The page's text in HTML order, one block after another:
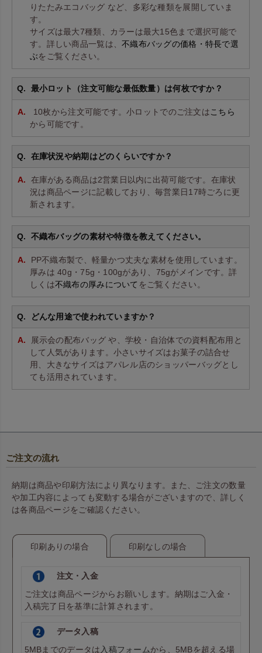
りたたみエコバッグ など、多彩な種類を展開していま
す。
サイズは最大7種類、カラーは最大15色まで選択可能で
す。詳しい商品一覧は、不織布バッグの価格・特長で選
ぶをご覧ください。
最小ロット（注文可能な最低数量）は何枚ですか？
10枚から注文可能です。小ロットでのご注文は こちら
から可能です。
在庫状況や納期はどのくらいですか？
在庫がある商品は2営業日以内に出荷可能です。在庫状
況は商品ページに記載しており、毎営業日17時ごろに更
新されます。
不織布バッグの素材や特徴を教えてください。
PP不織布製で、軽量かつ丈夫な素材を使用しています。
厚みは 40g・75g・100gがあり、75gがメインです。詳
しくは不織布の厚みについて をご覧ください。
どんな用途で使われていますか？
展示会の配布バッグ や、学校・自治体での資料配布用と
して人気があります。小さいサイズはお菓子の詰合せ
用、大きなサイズはアパレル店のショッパーバッグとし
ても活用されています。
ご注文の流れ
納期は商品や印刷方法により異なります。また、ご注文の数量
や加工内容によっても変動する場合がございますので、詳しく
は各商品ページをご確認ください。
印刷ありの場合 印刷なしの場合
注文・入金
ご注文は商品ページからお願いします。納期はご入金・
入稿完了日を基準に計算されます。
データ入稿
5MBまでのデータは 入稿フォームから、5MBを超える場